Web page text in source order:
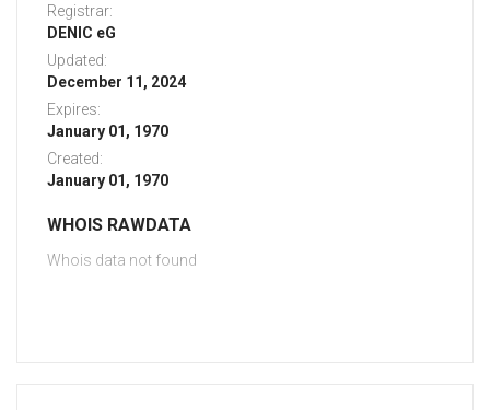
Registrar:
DENIC eG
Updated:
December 11, 2024
Expires:
January 01, 1970
Created:
January 01, 1970
WHOIS RAWDATA
Whois data not found